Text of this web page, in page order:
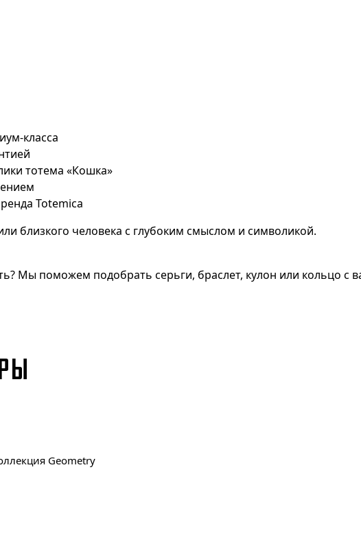
класса
тотема «Кошка»
Totemica
близкого человека с глубоким смыслом и символикой.
Мы поможем подобрать серьги, браслет, кулон или кольцо с
Geometry